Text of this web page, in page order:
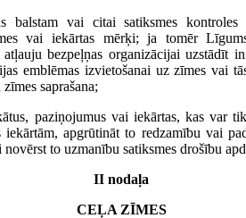
balstam vai citai satiksmes
vai iekārtas mērķi; ja tomēr
bezpeļņas organizācijai uzstādīt
emblēmas izvietošanai uz zīmes vai
saprašana;
paziņojumus vai iekārtas, kas var
iekārtām, apgrūtināt to redzamību vai
to uzmanību satiksmes drošību
II nodaļa
CEĻA ZĪMES